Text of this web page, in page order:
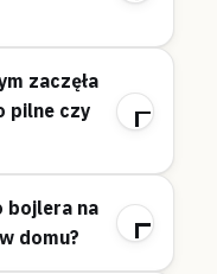
zaczęła
pilne czy
bojlera na
domu?